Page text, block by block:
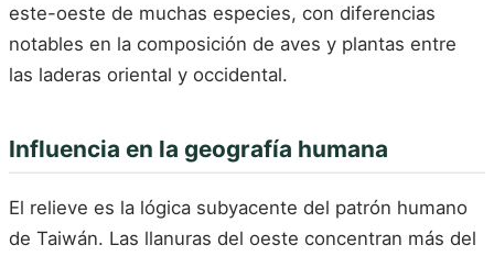
este-oeste de muchas especies, con diferencias
notables en la composición de aves y plantas entre
las laderas oriental y occidental.
Influencia en la geografía humana
El relieve es la lógica subyacente del patrón humano
de Taiwán. Las llanuras del oeste concentran más del